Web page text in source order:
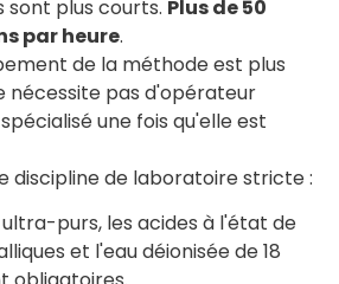
sont plus courts. Plus de 50
par heure.
de la méthode est plus
nécessite pas d'opérateur
une fois qu'elle est
discipline de laboratoire stricte :
purs, les acides à l'état de
et l'eau déionisée de 18